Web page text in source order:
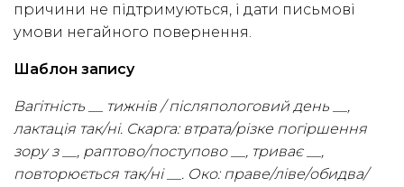
причини не підтримуються, і дати письмові
умови негайного повернення.
Шаблон запису
Вагітність __ тижнів / післяпологовий день __,
лактація так/ні. Скарга: втрата/різке погіршення
зору з __, раптово/поступово __, триває __,
повторюється так/ні __. Око: праве/ліве/обидва/